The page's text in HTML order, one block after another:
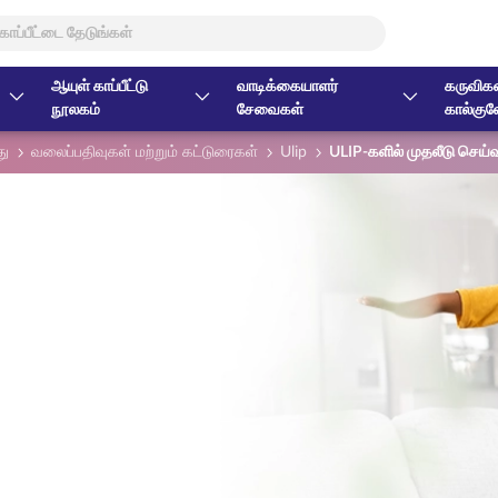
ஆயுள் காப்பீட்டு
நூலகம்
வாடிக்கையாளர்
சேவைகள்
வலைப்பதிவுகள் மற்றும் கட்டுரைகள் Ulip ULIP-களில் முதலீடு